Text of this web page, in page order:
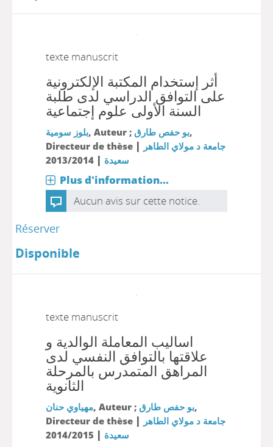
texte manuscrit
أثر إستخدام المكتبة الإلكترونية
على التوافق الدراسي لدى طلبة
السنة الأولى علوم إجتماعية
بلوز سومية, Auteur ; بو حفص طارق,
Directeur de thèse | جامعة د مولاي الطاهر
سعيدة |
2013/2014
Plus d'information...
Aucun avis sur cette notice.
Réserver
Disponible
texte manuscrit
اساليب المعاملة الوالدية و
علاقتها بالتوافق النفسي لدى
المراهق المتمدرس بالمرحلة
الثانوية
مهياوي حنان, Auteur ; بو حفص طارق,
Directeur de thèse | جامعة د مولاي الطاهر
سعيدة |
2014/2015